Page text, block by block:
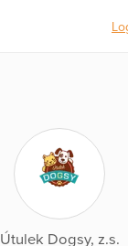
Útulek Dogsy, z.s.